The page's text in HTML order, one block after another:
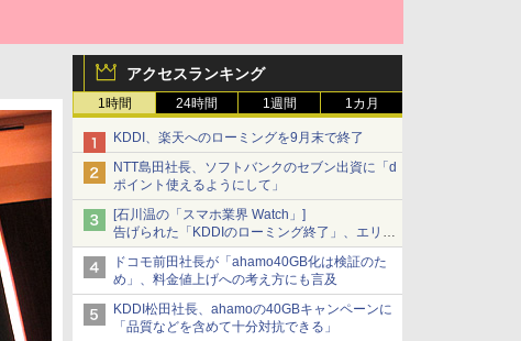
アクセスランキング
1時間 24時間 1週間 1カ月
KDDI、楽天へのローミングを9月末で終了
NTT島田社長、ソフトバンクのセブン出資に「d
ポイント使えるようにして」
[石川温の「スマホ業界 Watch」]
告げられた「KDDIのローミング終了」、エリア
マップの落とし穴と楽天モバイルの課題
ドコモ前田社長が「ahamo40GB化は検証のた
め」、料金値上げへの考え方にも言及
KDDI松田社長、ahamoの40GBキャンペーンに
「品質などを含めて十分対抗できる」